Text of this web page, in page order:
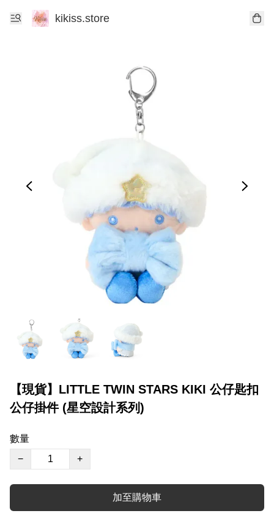
kikiss.store
【現貨】LITTLE TWIN STARS KIKI 公仔匙扣
公仔掛件 (星空設計系列)
數量
−
+
加至購物車